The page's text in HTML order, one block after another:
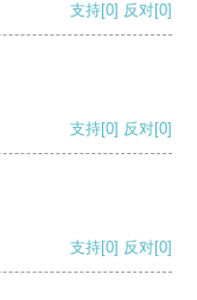
支持[0] 反对[0]
支持[0] 反对[0]
支持[0] 反对[0]